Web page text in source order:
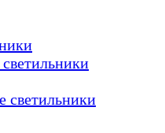
светильники